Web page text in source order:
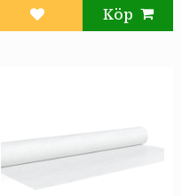
Lägg till i favoriter